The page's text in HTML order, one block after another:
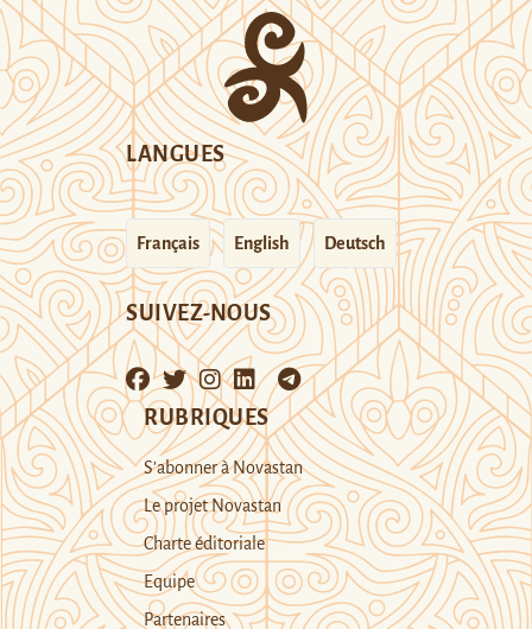
LANGUES
Français English Deutsch
SUIVEZ-NOUS
RUBRIQUES
S’abonner à Novastan
Le projet Novastan
Charte éditoriale
Equipe
Partenaires